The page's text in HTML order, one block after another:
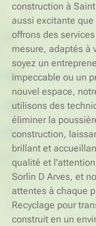
construction à
aussi excitante
offrons des
mesure, adaptés à
soyez un
impeccable ou un
nouvel espace,
utilisons des
éliminer la
construction,
brillant et
qualité et
Sorlin D Arves, et
attentes à chaque
Recyclage pour
construit en un